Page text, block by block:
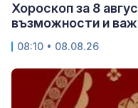
Хороскоп за 8
възможности и
08:10 • 08.08.26